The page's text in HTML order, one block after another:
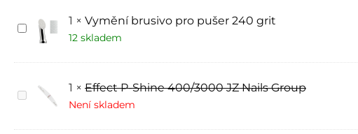
150W
(25
Vymění
brusivo
pušer
1 × Vymění brusivo pro pušer 240 grit
12 skladem
Effect
P-
400/3000
1 × Effect P-Shine 400/3000 JZ Nails Group
Není skladem